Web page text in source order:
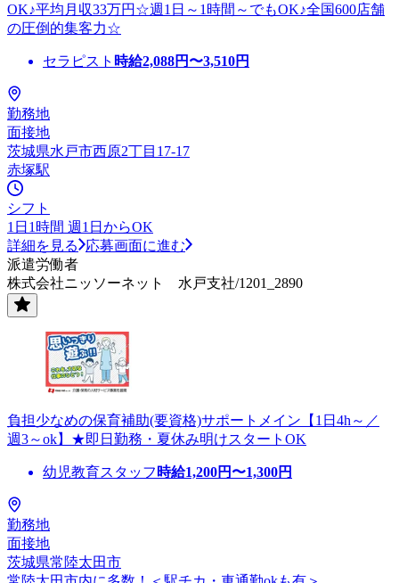
OK♪平均月収33万円☆週1日～1時間～でもOK♪全国600店舗
の圧倒的集客力☆
セラピスト 時給2,088円〜3,510円
勤務地
面接地
茨城県水戸市西原2丁目17-17
赤塚駅
シフト
1日1時間 週1日からOK
詳細を見る
応募画面に進む
派遣労働者
株式会社ニッソーネット 水戸支社/1201_2890
負担少なめの保育補助(要資格)サポートメイン【1日4h～／
週3～ok】★即日勤務・夏休み明けスタートOK
幼児教育スタッフ 時給1,200円〜1,300円
勤務地
面接地
茨城県常陸太田市